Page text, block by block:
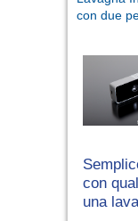
con due
con
una